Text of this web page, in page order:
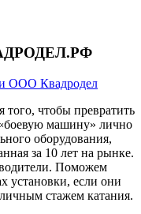
того, чтобы превратить
машину» лично
оборудования,
за 10 лет на рынке.
Поможем
установки, если они
стажем катания.